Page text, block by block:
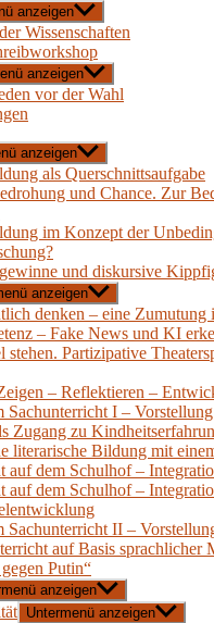
anzeigen
Wissenschaften
anzeigen
vor der Wahl
anzeigen
als Querschnittsaufgabe
und Chance. Zur
im Konzept der
und diskursive
anzeigen
denken – eine Zumutung
– Fake News und KI
stehen. Partizipative
– Reflektieren –
Sachunterricht I –
Zugang zu
literarische Bildung mit
auf dem Schulhof –
auf dem Schulhof –
Sachunterricht II –
auf Basis sprachlicher
Putin“
anzeigen
Untermenü anzeigen